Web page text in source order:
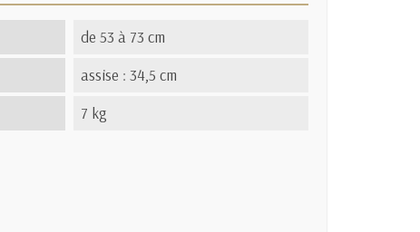
de 53 à 73 cm
assise : 34,5 cm
7 kg